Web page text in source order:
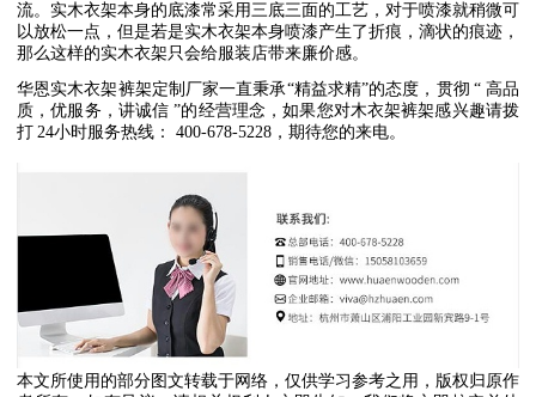
流。实木衣架本身的底漆常采用三底三面的工艺，对于喷漆就稍微可
以放松一点，但是若是实木衣架本身喷漆产生了折痕，滴状的痕迹，
那么这样的实木衣架只会给服装店带来廉价感。
华恩实木衣架裤架定制厂家一直秉承“精益求精”的态度，贯彻 “ 高品
质，优服务，讲诚信 ”的经营理念，如果您对木衣架裤架感兴趣请拨
打 24小时服务热线： 400-678-5228 ，期待您的来电。
本文所使用的部分图文转载于网络，仅供学习参考之用，版权归原作